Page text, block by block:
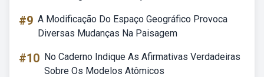
#9 A Modificação Do Espaço Geográfico Provoca
Diversas Mudanças Na Paisagem
#10 No Caderno Indique As Afirmativas Verdadeiras
Sobre Os Modelos Atômicos